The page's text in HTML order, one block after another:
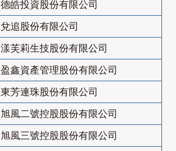
德皓投資股份有限公司
兌追股份有限公司
漾芙莉生技股份有限公司
盈鑫資產管理股份有限公司
東芳連珠股份有限公司
旭風二號控股股份有限公司
旭風三號控股股份有限公司